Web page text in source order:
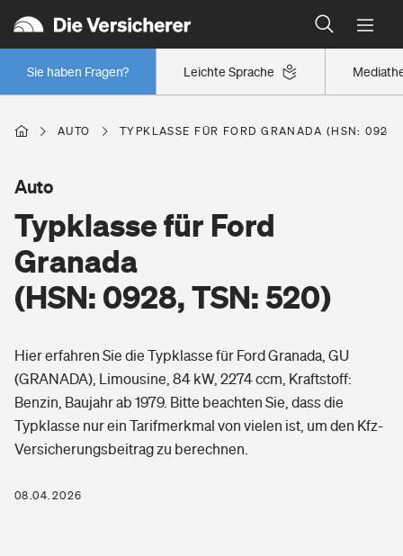
Leichte Sprache
Sie haben Fragen?
Wer versichert was: Jetzt Versicherer finden
Regionalklassen: So ist Ihre Region eingestuft
Wer versichert was: Jetzt Versicherer finden
Berufsunfähigkeitsversicherung
Arbeitsrechtsschutz
Berufshaftpflichtversicherung
Wohnen
Wohngebäudeversicherung
Hausratversicherung
Elementarversicherung
Photovoltaik
Wärmepumpen versichern
Pri­vate Haft­pflicht­
Rechts­schutz­ver­si­che­rung
Gesundheit
Private Krankenversicherung
AUTO TYPKLASSE FÜR FORD GRANADA (HSN:
Typklasse für Ford
Granada
(HSN: 0928, TSN: 520)
Auto
Hier erfahren Sie die Typklasse für Ford Granada, GU
(GRANADA), Limousine, 84 kW, 2274 ccm, Kraftstoff:
Benzin, Baujahr ab 1979. Bitte beachten Sie, dass die
Typklasse nur ein Tarifmerkmal von vielen ist, um den Kfz-
Versicherungsbeitrag zu berechnen.
08.04.2026